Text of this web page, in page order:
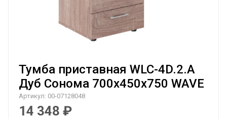
Тумба приставная WLC-4D.2.A
Дуб Сонома 700х450х750 WAVE
Артикул: 00-07128048
14 348 ₽